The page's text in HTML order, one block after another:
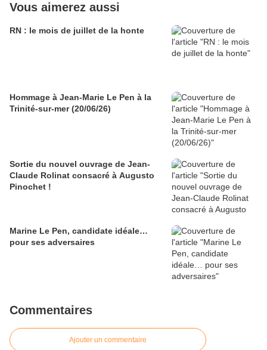
Vous aimerez aussi
RN : le mois de juillet de la honte
Hommage à Jean-Marie Le Pen à la
Trinité-sur-mer (20/06/26)
Sortie du nouvel ouvrage de Jean-
Claude Rolinat consacré à Augusto
Pinochet !
Marine Le Pen, candidate idéale…
pour ses adversaires
Commentaires
Ajouter un commentaire